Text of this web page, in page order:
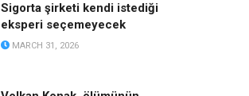
Sigorta şirketi kendi istediği
eksperi seçemeyecek
MARCH 31, 2026